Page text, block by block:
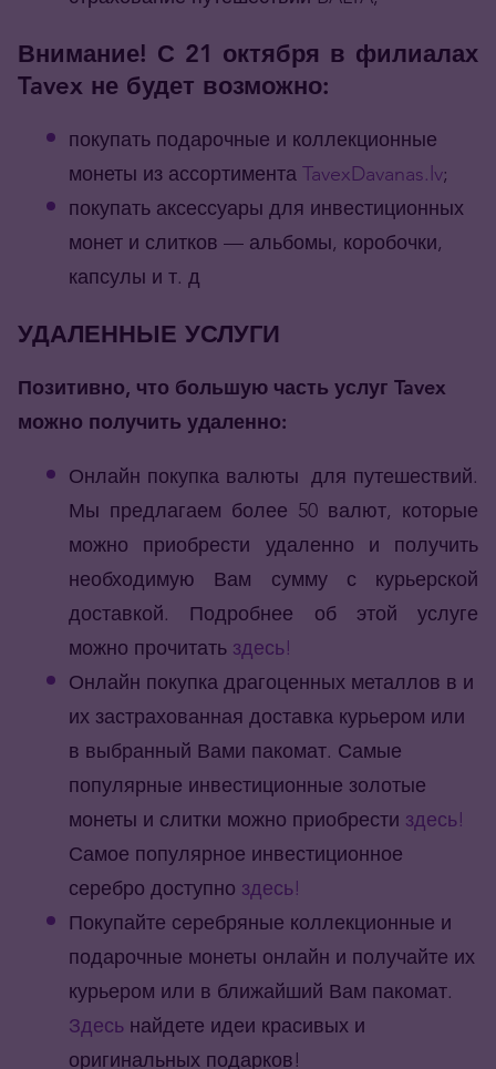
Внимание! С 21 октября в филиалах
Tavex не будет возможно:
покупать подарочные и коллекционные
монеты из ассортимента TavexDavanas.lv;
покупать аксессуары для инвестиционных
монет и слитков — альбомы, коробочки,
капсулы и т. д
УДАЛЕННЫЕ УСЛУГИ
Позитивно, что большую часть услуг Tavex
можно получить удаленно:
Онлайн покупка валюты для путешествий.
Мы предлагаем более 50 валют, которые
можно приобрести удаленно и получить
необходимую Вам сумму с курьерской
доставкой. Подробнее об этой услуге
можно прочитать здесь!
Онлайн покупка драгоценных металлов в и
их застрахованная доставка курьером или
в выбранный Вами пакомат. Самые
популярные инвестиционные золотые
монеты и слитки можно приобрести здесь!
Самое популярное инвестиционное
серебро доступно здесь!
Покупайте серебряные коллекционные и
подарочные монеты онлайн и получайте их
курьером или в ближайший Вам пакомат.
Здесь найдете идеи красивых и
оригинальных подарков!